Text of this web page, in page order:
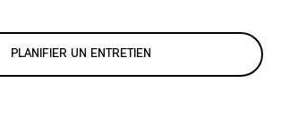
PLANIFIER UN ENTRETIEN